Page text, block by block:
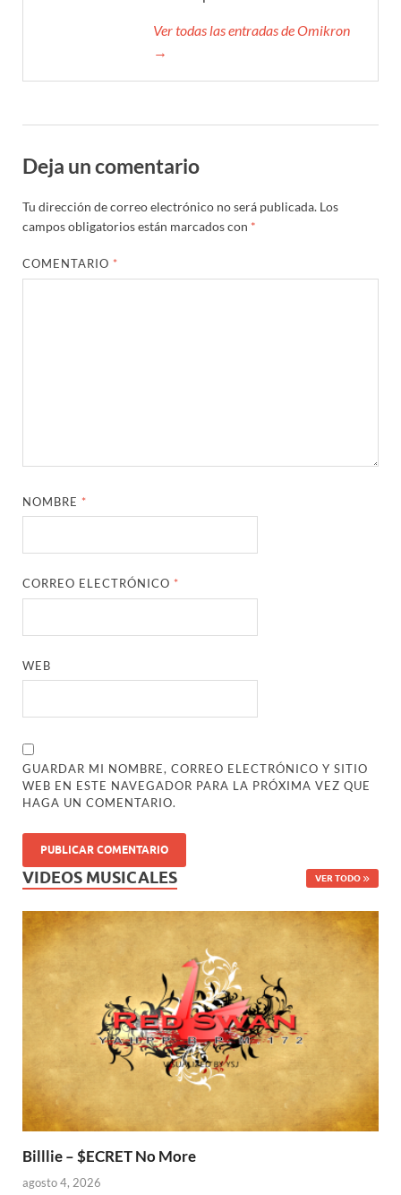
Ver todas las entradas de Omikron
→
Deja un comentario
Tu dirección de correo electrónico no será publicada. Los
campos obligatorios están marcados con *
COMENTARIO *
NOMBRE *
CORREO ELECTRÓNICO *
WEB
GUARDAR MI NOMBRE, CORREO ELECTRÓNICO Y SITIO
WEB EN ESTE NAVEGADOR PARA LA PRÓXIMA VEZ QUE
HAGA UN COMENTARIO.
VIDEOS MUSICALES VER TODO
Billlie – $ECRET No More
agosto 4, 2026